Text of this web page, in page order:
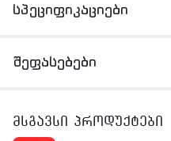
სპეციფიკაციები
შეფასებები
მსგავსი პროდუქტები